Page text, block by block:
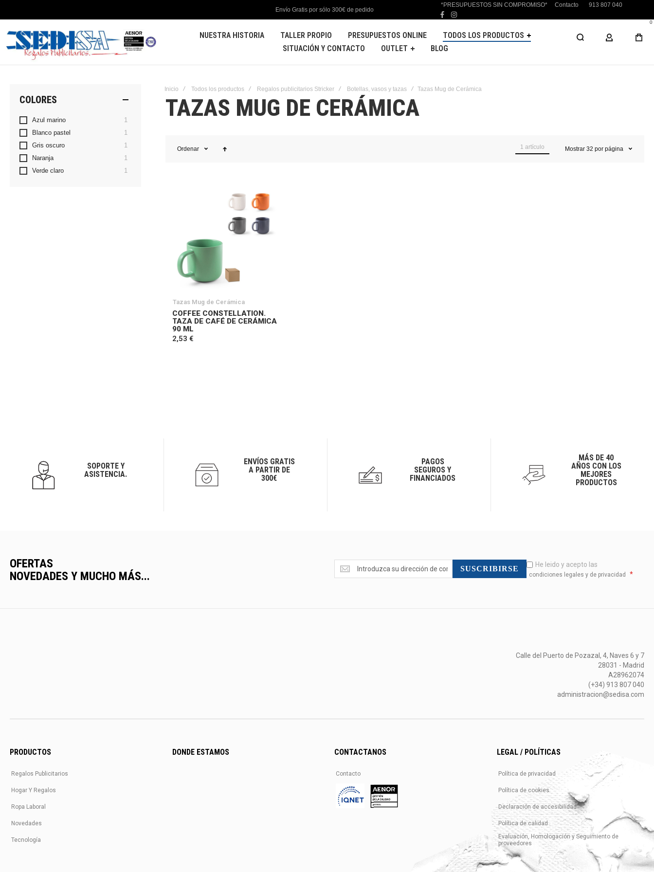
Envío Gratis por sólo 300€ de pedido
*PRESUPUESTOS SIN COMPROMISO* Contacto 913 807 040
facebook
instagram
NUESTRA HISTORIA TALLER PROPIO PRESUPUESTOS ONLINE
TODOS LOS PRODUCTOS
SITUACIÓN Y CONTACTO
OUTLET BLOG
MI CUENTA
0
Inicio Todos los productos Regalos publicitarios Stricker Botellas, vasos y tazas Tazas Mug de Cerámica
TAZAS MUG DE CERÁMICA
Ordenar 1 artículo Mostrar 32 por página
Tazas Mug de Cerámica
COFFEE CONSTELLATION.
TAZA DE CAFÉ DE CERÁMICA
90 ML
2,53 €
COLORES
Azul marino 1
Blanco pastel
1
Gris oscuro
1
Naranja
1
Verde claro
1
SOPORTE Y
ASISTENCIA.
ENVÍOS GRATIS
A PARTIR DE
300€
PAGOS
SEGUROS Y
FINANCIADOS
MÁS DE 40
AÑOS CON LOS
MEJORES
PRODUCTOS
OFERTAS
NOVEDADES Y MUCHO MÁS...
Ofertas
<br>Novedades
SUSCRIBIRSE He leido y acepto las
condiciones legales y de privacidad *
Calle del Puerto de Pozazal, 4, Naves 6 y 7
28031 - Madrid
A28962074
(+34) 913 807 040
administracion@sedisa.com
PRODUCTOS
Regalos Publicitarios
Hogar Y Regalos
Ropa Laboral
Novedades
Tecnología
DONDE ESTAMOS CONTACTANOS
Contacto
LEGAL / POLÍTICAS
Política de privacidad
Política de cookies
Declaración de accesibilidad
Política de calidad
Evaluación, Homologación y Seguimiento de
proveedores